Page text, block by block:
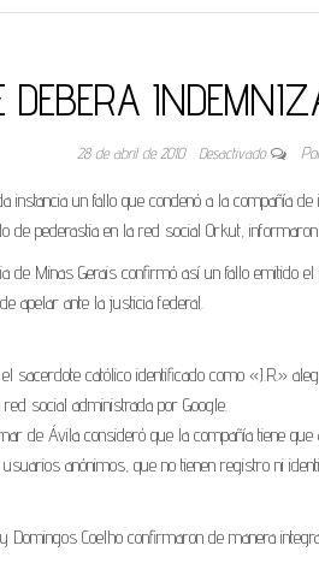
DEBERA
28 de abril de 2010 Desactivado
instancia un fallo que condenó a la compañía
de pederastia en la red social Orkut,
de Minas Gerais confirmó así un fallo
apelar ante la justicia federal.
sacerdote católico identificado como «J.R.»
social administrada por Google.
de Ávila consideró que la compañía tiene
anónimos, que no tienen registro ni
Coelho confirmaron de manera